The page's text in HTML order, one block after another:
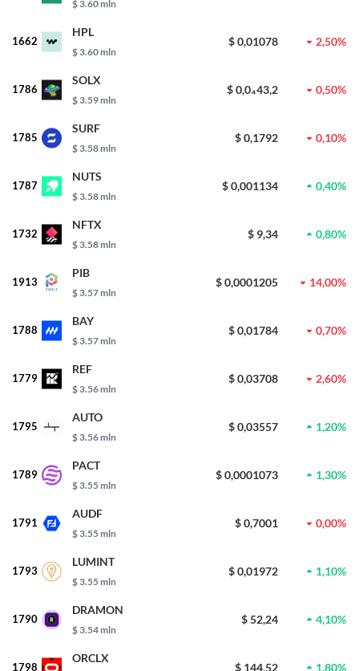
$ 3.60 mln
1662
HPL
$ 3.60 mln
$ 0,01078 2,50%
1786
SOLX
$ 3.59 mln
$ 0,0₄43,2 0,50%
1785
SURF
$ 3.58 mln
$ 0,1792 0,10%
1787
NUTS
$ 3.58 mln
$ 0,001134 0,40%
1732
NFTX
$ 3.58 mln
$ 9,34 0,80%
1913
PIB
$ 3.57 mln
$ 0,0001205 14,00%
1788
BAY
$ 3.57 mln
$ 0,01784 0,70%
1779
REF
$ 3.56 mln
$ 0,03708 2,60%
1795
AUTO
$ 3.56 mln
$ 0,03557 1,20%
1789
PACT
$ 3.55 mln
$ 0,0001073 1,30%
1791
AUDF
$ 3.55 mln
$ 0,7001 0,00%
1793
LUMINT
$ 3.55 mln
$ 0,01972 1,10%
1790
DRAMON
$ 3.54 mln
$ 52,24 4,10%
1798
ORCLX
$ 144,52 1,80%